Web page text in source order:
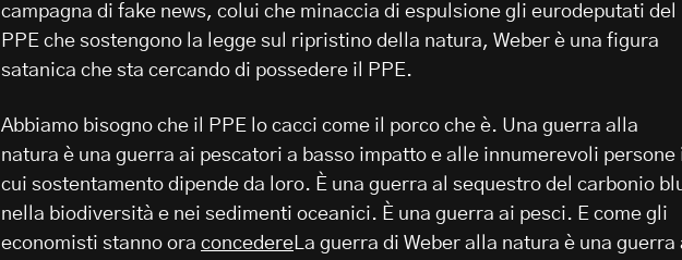
campagna di fake news, colui che minaccia di espulsione gli eurodeputati del
PPE che sostengono la legge sul ripristino della natura, Weber è una figura
satanica che sta cercando di possedere il PPE.
Abbiamo bisogno che il PPE lo cacci come il porco che è. Una guerra alla
natura è una guerra ai pescatori a basso impatto e alle innumerevoli persone
cui sostentamento dipende da loro. È una guerra al sequestro del carbonio
nella biodiversità e nei sedimenti oceanici. È una guerra ai pesci. E come gli
economisti stanno ora concedereLa guerra di Weber alla natura è una guerra